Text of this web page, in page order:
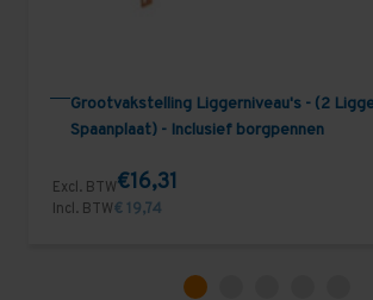
Grootvakstelling Liggerniveau's - (2
Spaanplaat) - Inclusief borgpennen
Excl. BTW€16,31
Incl. BTW€ 19,74